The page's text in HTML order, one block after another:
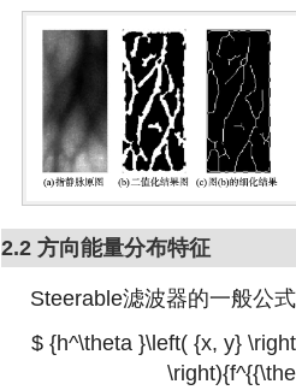
2.2 方向能量分布特征
Steerable滤波器的一般公
$ {h^\theta }\left( {x, y}